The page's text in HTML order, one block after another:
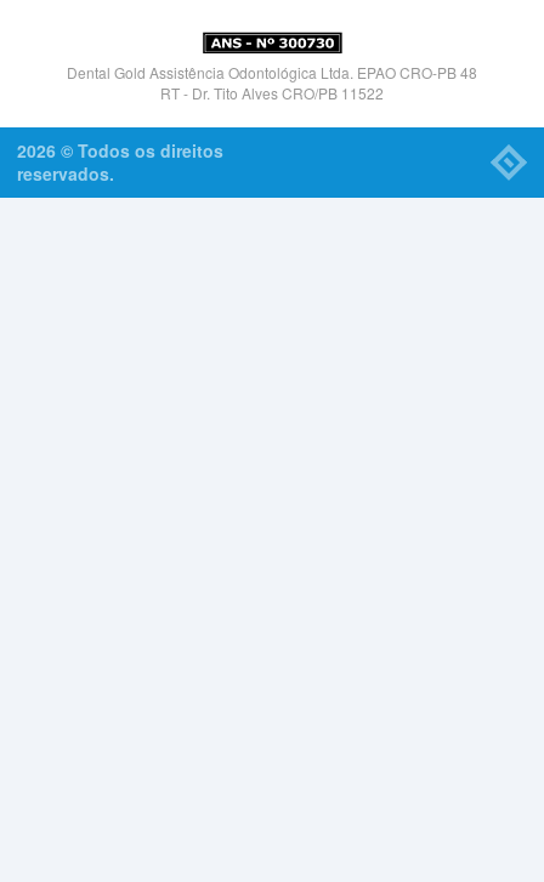
Dental Gold Assistência Odontológica Ltda. EPAO CRO-PB 48
RT - Dr. Tito Alves CRO/PB 11522
2026 © Todos os direitos
reservados.